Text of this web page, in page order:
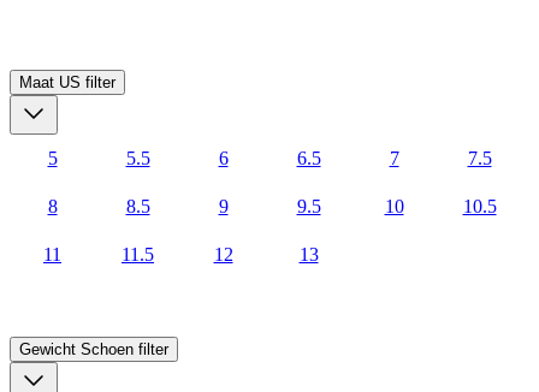
Maat US filter
5 5.5 6 6.5 7 7.5
8 8.5 9 9.5 10 10.5
11 11.5 12 13
Gewicht Schoen filter